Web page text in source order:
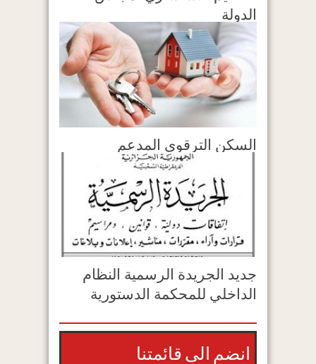
الدولة
السكن الترقوي المدعم
جديد الجريدة الرسمية النظام
الداخلي للمحكمة الدستورية
انضم الى قائمتنا